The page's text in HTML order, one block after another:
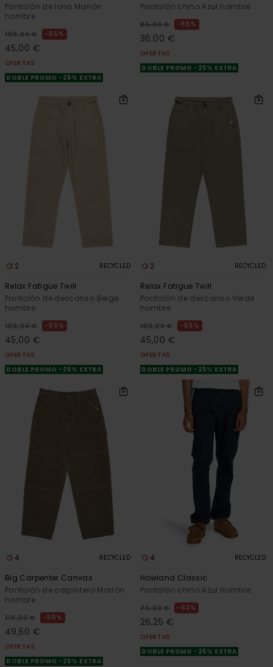
Pantalón de lona Marrón
hombre
100,00 € 55%
45,00 €
OFERTAS
DOBLE PROMO -25% EXTRA
Pantalón chino Azul hombre
80,00 € 55%
36,00 €
OFERTAS
DOBLE PROMO -25% EXTRA
2 RECYCLED
Relax Fatigue Twill
Pantalón de descanso Beige
hombre
100,00 € 55%
45,00 €
OFERTAS
DOBLE PROMO -25% EXTRA
2 RECYCLED
Relax Fatigue Twill
Pantalón de descanso Verde
hombre
100,00 € 55%
45,00 €
OFERTAS
DOBLE PROMO -25% EXTRA
4 RECYCLED
Big Carpenter Canvas
Pantalón de carpintero Marrón
hombre
110,00 € 55%
49,50 €
OFERTAS
DOBLE PROMO -25% EXTRA
4 RECYCLED
Howland Classic
Pantalón chino Azul Hombre
70,00 € 63%
26,25 €
OFERTAS
DOBLE PROMO -25% EXTRA